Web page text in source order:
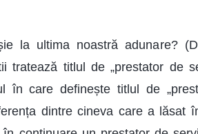
la ultima noastră adunare?
tratează titlul de „prestator de
în care definește titlul de
dintre cineva care a lăsat